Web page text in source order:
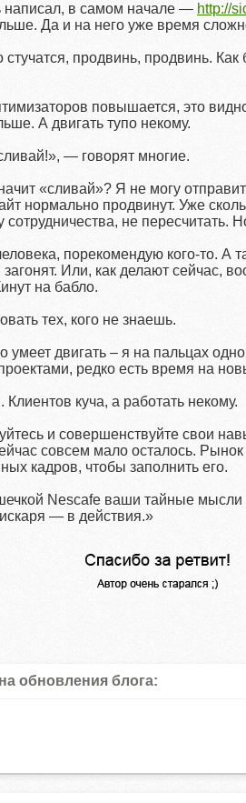
написал, в самом начале — http://
Да и на него уже время
продвинь, продвинь. Как
повышается, это
А двигать тупо некому.
— говорят многие.
«сливай»? Я не могу
нормально продвинут. Уже
сотрудничества, не пересчитать.
порекомендую кого-то. А
Или, как делают сейчас,
на бабло.
тех, кого не знаешь.
умеет двигать – я на пальцах
редко есть время на
Клиентов куча, а работать некому.
и совершенствуйте свои
совсем мало осталось. Рынок
кадров, чтобы заполнить его.
Nescafe ваши тайные
— в действия.»
обновления блога: